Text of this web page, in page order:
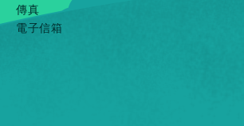
傳真
電子信箱